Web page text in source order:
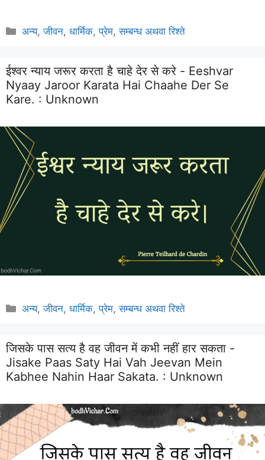
Categories
अन्य,जीवन,धार्मिक,प्रेम,सम्बन्ध अथवा रिश्ते
ईश्वर न्याय जरूर करता है चाहे देर से करे - Eeshvar
Nyaay Jaroor Karata Hai Chaahe Der Se
Kare. : Unknown
Categories
अन्य,जीवन,धार्मिक,प्रेम,सम्बन्ध अथवा रिश्ते
जिसके पास सत्य है वह जीवन में कभी नहीं हार सकता -
Jisake Paas Saty Hai Vah Jeevan Mein
Kabhee Nahin Haar Sakata. : Unknown